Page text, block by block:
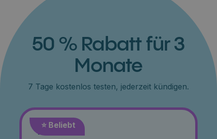
50 % Rabatt für 3
Monate
7 Tage kostenlos testen, jederzeit kündigen.
⭐️ Beliebt
Monat